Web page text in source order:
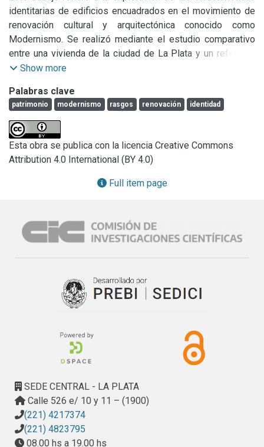
identitarias de edificios encuadrados en el movimiento de
renovación cultural y arquitectónica conocido como
Modernismo. Se realizó mediante el estudio comparativo
entre una vivienda de la ciudad de La Plata y un referente
tipológico europeo que por su valor arquitectónico-
Desde el análisis descriptivo, se elaboró un código que
transformó el lenguaje natural en descriptivo para
deconstruir los rasgos y atributos de los sistemas
arquitectónicos analizados. El registro permitió identificar
elementos constitutivos de las obras, relaciones entre
propiedades, configuraciones y reglas de organización. Con
la aplicación de descriptores y categorías analíticas se
sobre relaciones de partido, lenguaje, sintaxis y relaciones
entre forma y función. Se abordó el carácter de las obras,
como su materialidad. A nivel urbano, se estudiaron las
relaciones entre el edificio y su entorno, su implantación y
articulación con el tejido.
metodológica de análisis aplicable a casos similares, para
contribuir al reconocimiento, resguardo y conservación de
bienes patrimoniales.
Show more
Palabras clave
patrimonio modernismo rasgos renovación identidad
Esta obra se publica con la licencia Creative Commons
Attribution 4.0 International (BY 4.0)
Full item page
SEDE CENTRAL - LA PLATA
Calle 526 e/ 10 y 11 – (1900)
(221) 4217374
(221) 4823795
08.00 hs a 19.00 hs